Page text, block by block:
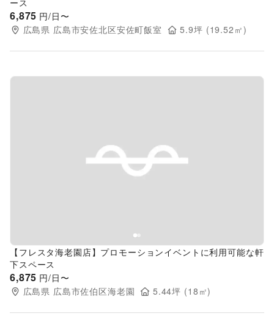
ース
6,875 円/日〜
広島県 広島市安佐北区安佐町飯室 5.9坪 (19.52 ㎡)
Previous slide
【フレスタ海老園店】プロモーションイベントに利用可能な軒
下スペース
6,875 円/日〜
広島県 広島市佐伯区海老園 5.44坪 (18 ㎡)